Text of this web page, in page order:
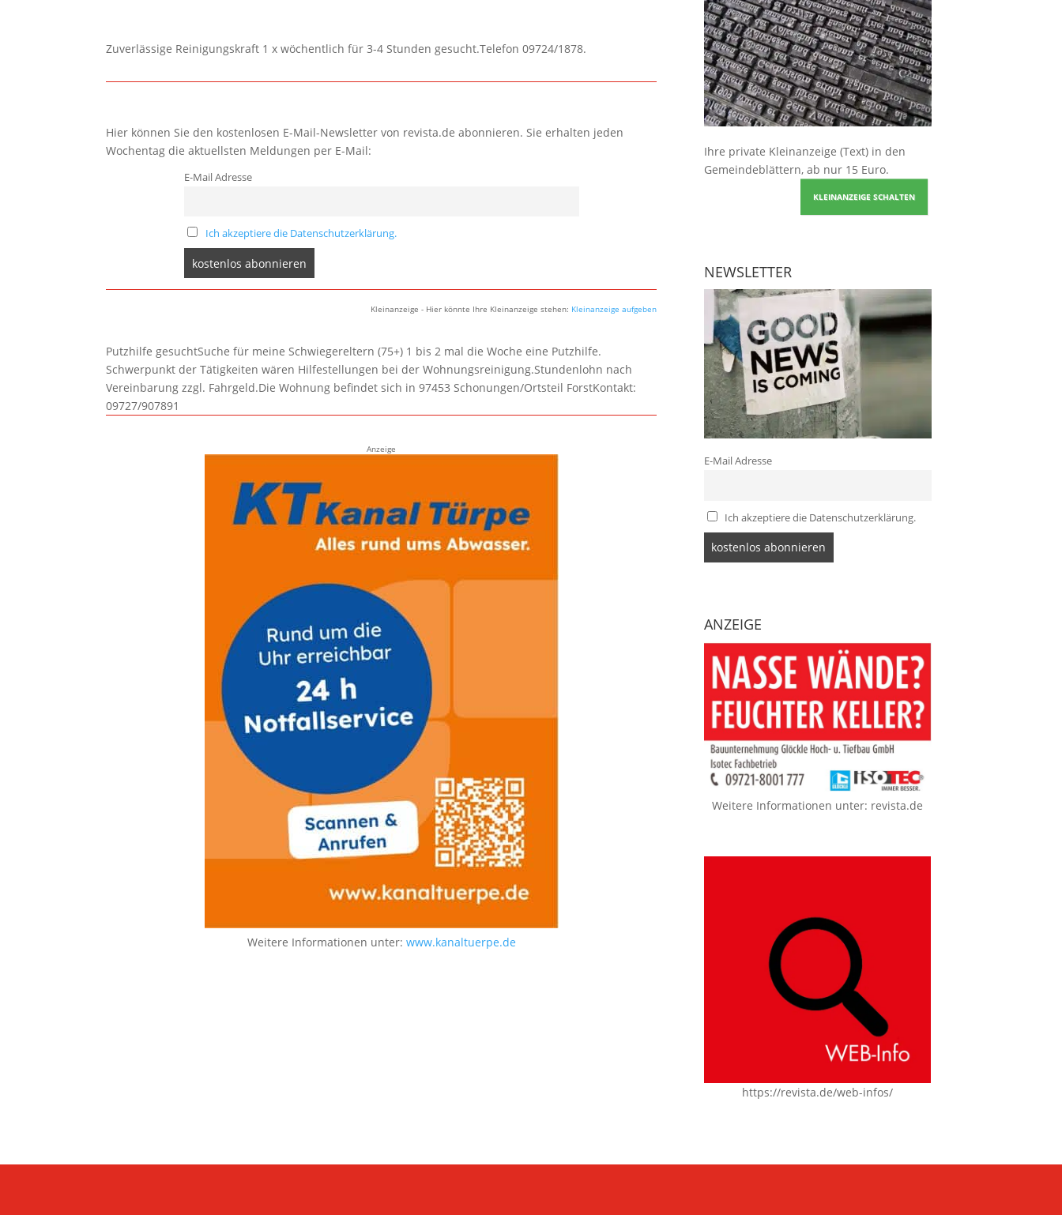
Zuverlässige Reinigungskraft 1 x wöchentlich für 3-4 Stunden gesucht.Telefon 09724/1878.
Hier können Sie den kostenlosen E-Mail-Newsletter von revista.de abonnieren. Sie erhalten jeden
Wochentag die aktuellsten Meldungen per E-Mail:
E-Mail Adresse
Ich akzeptiere die Datenschutzerklärung.
Kleinanzeige - Hier könnte Ihre Kleinanzeige stehen: Kleinanzeige aufgeben
Putzhilfe gesuchtSuche für meine Schwiegereltern (75+) 1 bis 2 mal die Woche eine Putzhilfe.
Schwerpunkt der Tätigkeiten wären Hilfestellungen bei der Wohnungsreinigung.Stundenlohn nach
Vereinbarung zzgl. Fahrgeld.Die Wohnung befindet sich in 97453 Schonungen/Ortsteil ForstKontakt:
09727/907891
Anzeige
Weitere Informationen unter: www.kanaltuerpe.de
Ihre private Kleinanzeige (Text) in den
Gemeindeblättern, ab nur 15 Euro.
KLEINANZEIGE SCHALTEN
NEWSLETTER
E-Mail Adresse
Ich akzeptiere die Datenschutzerklärung.
ANZEIGE
Weitere Informationen unter: revista.de
https://revista.de/web-infos/